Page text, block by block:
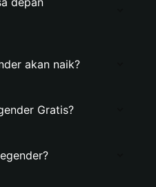
akan naik?
Gratis?